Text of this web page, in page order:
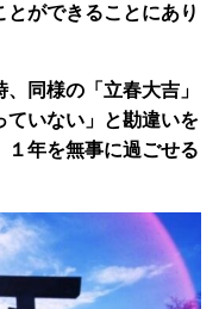
ができることにあり
同様の「立春大吉」
ていない」と勘違いを
１年を無事に過ごせる